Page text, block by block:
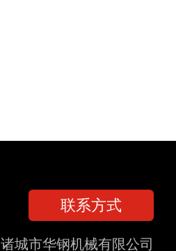
联系方式
诸城市华钢机械有限公司